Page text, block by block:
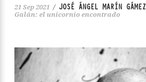
21 Sep 2021 / JOSÉ ÁNGEL MARÍN GÁMEZ
Galán: el unicornio encontrado